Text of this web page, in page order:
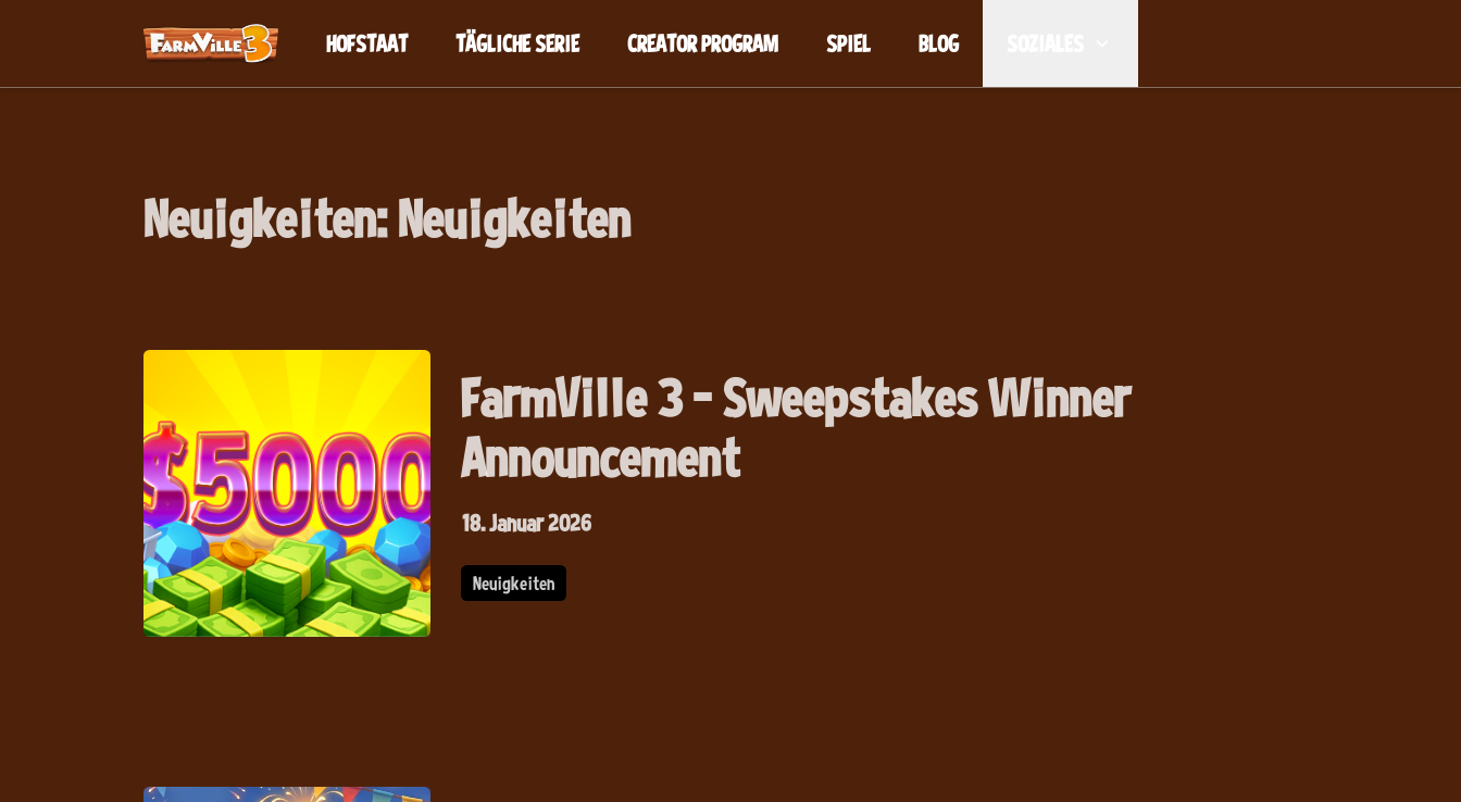
HOFSTAAT TÄGLICHE SERIE CREATOR PROGRAM SPIEL BLOG
Neuigkeiten:Neuigkeiten
FarmVille 3 - Sweepstakes Winner
Announcement
18. Januar 2026
Neuigkeiten